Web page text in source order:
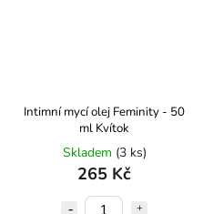
Intimní mycí olej Feminity - 50
ml Kvítok
Skladem (3 ks)
265 Kč